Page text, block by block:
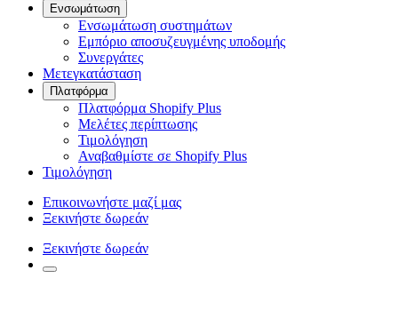
Ενσωμάτωση
Ενσωμάτωση συστημάτων
Εμπόριο αποσυζευγμένης υποδομής
Συνεργάτες
Μετεγκατάσταση
Πλατφόρμα
Πλατφόρμα Shopify Plus
Μελέτες περίπτωσης
Τιμολόγηση
Αναβαθμίστε σε Shopify Plus
Τιμολόγηση
Επικοινωνήστε μαζί μας
Ξεκινήστε δωρεάν
Ξεκινήστε δωρεάν